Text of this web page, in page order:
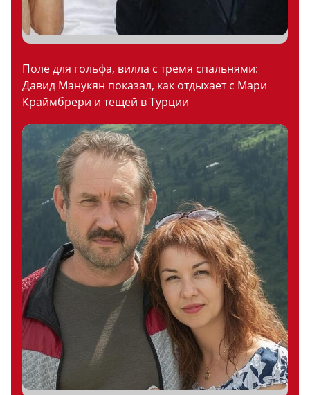
Поле для гольфа, вилла с тремя спальнями:
Давид Манукян показал, как отдыхает с Мари
Краймбрери и тещей в Турции